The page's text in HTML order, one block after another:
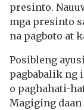
presinto.
mga presinto
na pagboto at
Posibleng
pagbabalik ng
o paghahati-
Magiging